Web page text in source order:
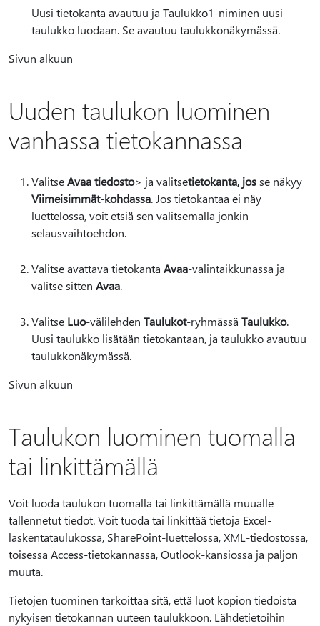
Uusi tietokanta avautuu ja Taulukko1-niminen uusi
taulukko luodaan. Se avautuu taulukkonäkymässä.
Sivun alkuun
Uuden taulukon luominen
vanhassa tietokannassa
ValitseAvaa tiedosto> ja valitsetietokanta, josse näkyy
Viimeisimmät-kohdassa. Jos tietokantaa ei näy
luettelossa, voit etsiä sen valitsemalla jonkin
selausvaihtoehdon.
Valitse avattava tietokanta Avaa-valintaikkunassa ja
valitse sitten Avaa.
Valitse Luo-välilehden Taulukot-ryhmässä Taulukko.
Uusi taulukko lisätään tietokantaan, ja taulukko avautuu
taulukkonäkymässä.
Sivun alkuun
Taulukon luominen tuomalla
tai linkittämällä
Voit luoda taulukon tuomalla tai linkittämällä muualle
tallennetut tiedot. Voit tuoda tai linkittää tietoja Excel-
laskentataulukossa, SharePoint-luettelossa, XML-tiedostossa,
toisessa Access-tietokannassa, Outlook-kansiossa ja paljon
muuta.
Tietojen tuominen tarkoittaa sitä, että luot kopion tiedoista
nykyisen tietokannan uuteen taulukkoon. Lähdetietoihin